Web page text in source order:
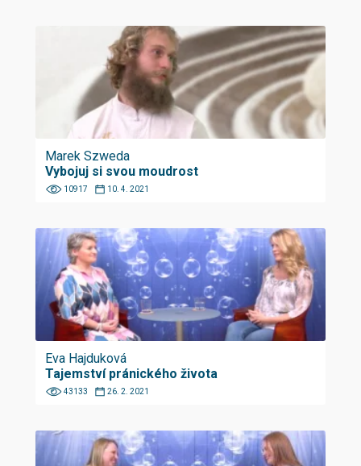
Marek Szweda
Vybojuj si svou moudrost
10917 10. 4. 2021
Eva Hajduková
Tajemství pránického života
43133 26. 2. 2021